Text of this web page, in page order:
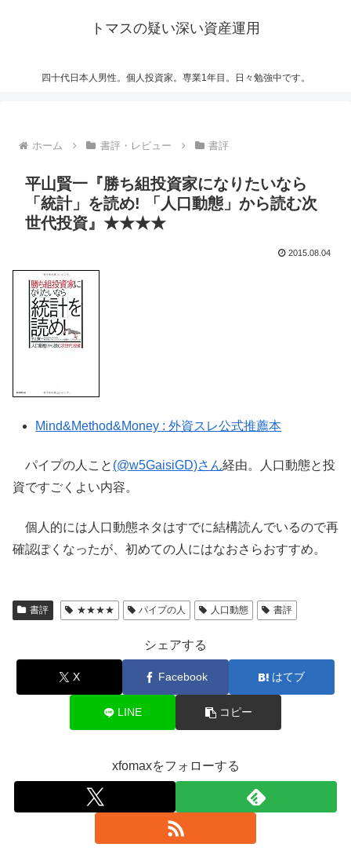
トマスの疑い深い資産運用
四十代日本人男性。個人投資家。専業1年目。日々勉強中です。
ホーム 書評・レビュー 書評
平山賢一『勝ち組投資家になりたいなら
「統計」を読め! 「人口動態」から読む次
世代投資』★★★★
2015.08.04
Mind&Method&Money : 外資スレ公式推薦本
パイプの人こと (@w5GaisiGD)さん経由。人口動態と投
資ですごくよい内容。
個人的には人口動態ネタはすでに結構読んでいるので再
確認ぽくなったが、初めての人にはなおさらおすすめ。
書評 ★★★★ パイプの人 人口動態 書評
シェアする
X Facebook はてブ
LINE コピー
xfomaxをフォローする